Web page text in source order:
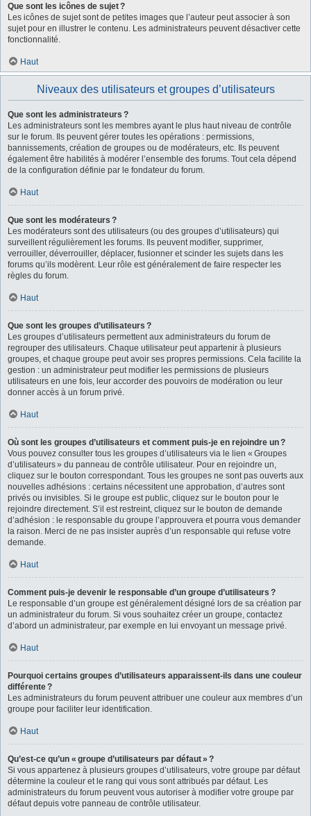
Que sont les icônes de sujet ?
Les icônes de sujet sont de petites images que l’auteur peut associer à son
sujet pour en illustrer le contenu. Les administrateurs peuvent désactiver cette
fonctionnalité.
Haut
Niveaux des utilisateurs et groupes d’utilisateurs
Que sont les administrateurs ?
Les administrateurs sont les membres ayant le plus haut niveau de contrôle
sur le forum. Ils peuvent gérer toutes les opérations : permissions,
bannissements, création de groupes ou de modérateurs, etc. Ils peuvent
également être habilités à modérer l’ensemble des forums. Tout cela dépend
de la configuration définie par le fondateur du forum.
Haut
Que sont les modérateurs ?
Les modérateurs sont des utilisateurs (ou des groupes d’utilisateurs) qui
surveillent régulièrement les forums. Ils peuvent modifier, supprimer,
verrouiller, déverrouiller, déplacer, fusionner et scinder les sujets dans les
forums qu’ils modèrent. Leur rôle est généralement de faire respecter les
règles du forum.
Haut
Que sont les groupes d’utilisateurs ?
Les groupes d’utilisateurs permettent aux administrateurs du forum de
regrouper des utilisateurs. Chaque utilisateur peut appartenir à plusieurs
groupes, et chaque groupe peut avoir ses propres permissions. Cela facilite la
gestion : un administrateur peut modifier les permissions de plusieurs
utilisateurs en une fois, leur accorder des pouvoirs de modération ou leur
donner accès à un forum privé.
Haut
Où sont les groupes d’utilisateurs et comment puis-je en rejoindre un ?
Vous pouvez consulter tous les groupes d’utilisateurs via le lien « Groupes
d’utilisateurs » du panneau de contrôle utilisateur. Pour en rejoindre un,
cliquez sur le bouton correspondant. Tous les groupes ne sont pas ouverts aux
nouvelles adhésions : certains nécessitent une approbation, d’autres sont
privés ou invisibles. Si le groupe est public, cliquez sur le bouton pour le
rejoindre directement. S’il est restreint, cliquez sur le bouton de demande
d’adhésion : le responsable du groupe l’approuvera et pourra vous demander
la raison. Merci de ne pas insister auprès d’un responsable qui refuse votre
demande.
Haut
Comment puis-je devenir le responsable d’un groupe d’utilisateurs ?
Le responsable d’un groupe est généralement désigné lors de sa création par
un administrateur du forum. Si vous souhaitez créer un groupe, contactez
d’abord un administrateur, par exemple en lui envoyant un message privé.
Haut
Pourquoi certains groupes d’utilisateurs apparaissent-ils dans une couleur
différente ?
Les administrateurs du forum peuvent attribuer une couleur aux membres d’un
groupe pour faciliter leur identification.
Haut
Qu’est-ce qu’un « groupe d’utilisateurs par défaut » ?
Si vous appartenez à plusieurs groupes d’utilisateurs, votre groupe par défaut
détermine la couleur et le rang qui vous sont attribués par défaut. Les
administrateurs du forum peuvent vous autoriser à modifier votre groupe par
défaut depuis votre panneau de contrôle utilisateur.